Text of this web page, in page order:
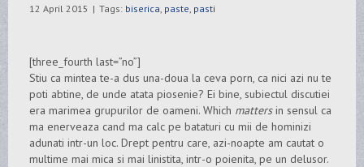
12 April 2015 | Tags: biserica, paste, pasti
[three_fourth last=”no”]
Stiu ca mintea te-a dus una-doua la ceva porn, ca nici azi nu te
poti abtine, de unde atata piosenie? Ei bine, subiectul discutiei
era marimea grupurilor de oameni. Which mattersin sensul ca
ma enerveaza cand ma calc pe bataturi cu mii de hominizi
adunati intr-un loc. Drept pentru care, azi-noapte am cautat o
multime mai mica si mai linistita, intr-o poienita, pe un delusor.